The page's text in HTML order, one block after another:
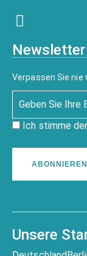
Newsletter
Verpassen Sie nie
Ich stimme der
ABONNIEREN
Unsere